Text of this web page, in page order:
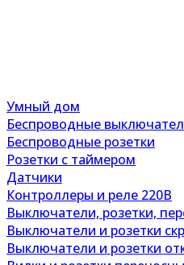
Умный дом
Беспроводные
Беспроводные розетки
Розетки с таймером
Датчики
Контроллеры и реле 220В
Выключатели, розетки,
Выключатели и розетки
Выключатели и розетки